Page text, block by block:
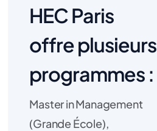
HEC Paris
offre plusieurs
programmes :
Master in Management
(Grande École),